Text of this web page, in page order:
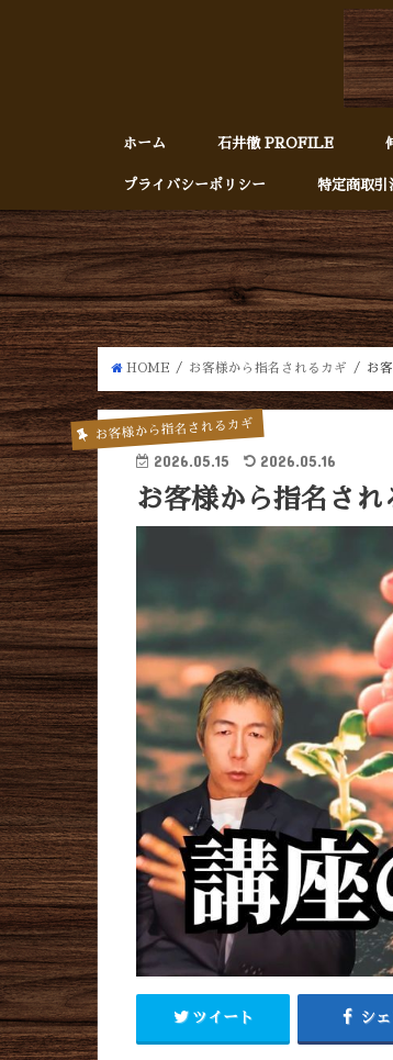
ホーム 石井徹 PROFILE
プライバシーポリシー 特定商取引
HOME お客様から指名されるカギ お
お客様から指名されるカギ
2026.05.15 2026.05.16
お客様から指名さ
ツイート シ